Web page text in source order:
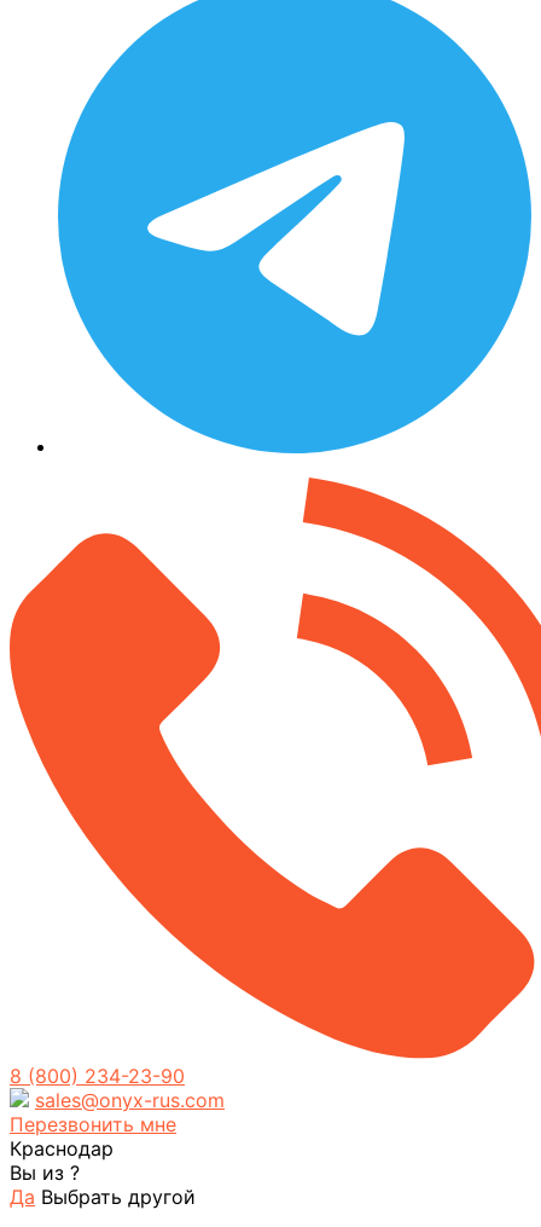
8 (800) 234-23-90
sales@onyx-rus.com
Перезвонить мне
Краснодар
Вы из ?
Да Выбрать другой